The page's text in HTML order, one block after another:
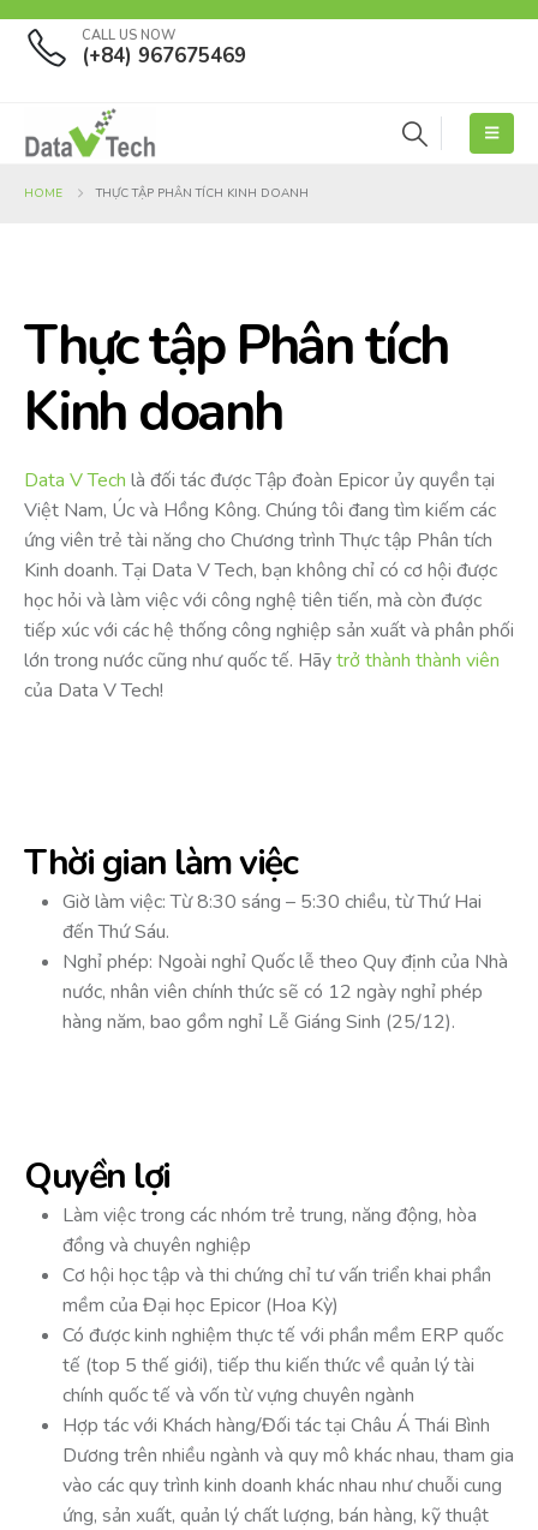
CALL US NOW
(+84) 967675469
HOME THỰC TẬP PHÂN TÍCH KINH DOANH
Thực tập Phân tích
Kinh doanh
Data V Tech là đối tác được Tập đoàn Epicor ủy quyền tại
Việt Nam, Úc và Hồng Kông. Chúng tôi đang tìm kiếm các
ứng viên trẻ tài năng cho Chương trình Thực tập Phân tích
Kinh doanh. Tại Data V Tech, bạn không chỉ có cơ hội được
học hỏi và làm việc với công nghệ tiên tiến, mà còn được
tiếp xúc với các hệ thống công nghiệp sản xuất và phân phối
lớn trong nước cũng như quốc tế. Hãytrở thành thành viên
của Data V Tech!
Thời gian làm việc
Giờ làm việc: Từ 8:30 sáng – 5:30 chiều, từ Thứ Hai
đến Thứ Sáu.
Nghỉ phép: Ngoài nghỉ Quốc lễ theo Quy định của Nhà
nước, nhân viên chính thức sẽ có 12 ngày nghỉ phép
hàng năm, bao gồm nghỉ Lễ Giáng Sinh (25/12).
Quyền lợi
Làm việc trong các nhóm trẻ trung, năng động, hòa
đồng và chuyên nghiệp
Cơ hội học tập và thi chứng chỉ tư vấn triển khai phần
mềm của Đại học Epicor (Hoa Kỳ)
Có được kinh nghiệm thực tế với phần mềm ERP quốc
tế (top 5 thế giới), tiếp thu kiến ​​thức về quản lý tài
chính quốc tế và vốn từ vựng chuyên ngành
Hợp tác với Khách hàng/Đối tác tại Châu Á Thái Bình
Dương trên nhiều ngành và quy mô khác nhau, tham gia
vào các quy trình kinh doanh khác nhau như chuỗi cung
ứng, sản xuất, quản lý chất lượng, bán hàng, kỹ thuật